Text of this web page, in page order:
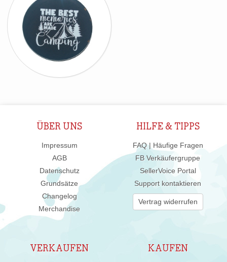
ÜBER UNS
Impressum
AGB
Datenschutz
Grundsätze
Changelog
Merchandise
HILFE & TIPPS
FAQ | Häufige Fragen
FB Verkäufergruppe
SellerVoice Portal
Support kontaktieren
Vertrag widerrufen
VERKAUFEN KAUFEN